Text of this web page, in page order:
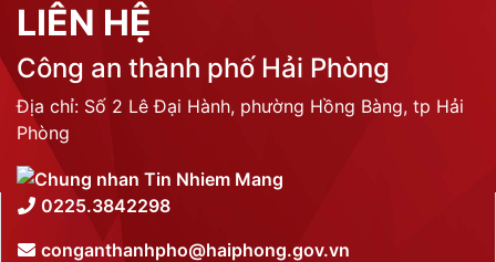
LIÊN HỆ
Công an thành phố Hải Phòng
Địa chỉ: Số 2 Lê Đại Hành, phường Hồng Bàng, tp Hải
Phòng
0225.3842298
conganthanhpho@haiphong.gov.vn